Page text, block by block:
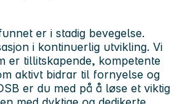
er i stadig bevegelse.
i kontinuerlig utvikling. Vi
er tillitskapende, kompetente
aktivt bidrar til fornyelse og
er du med på å løse et viktig